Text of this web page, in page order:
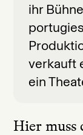
ihr
verkauft
ein
Hier muss